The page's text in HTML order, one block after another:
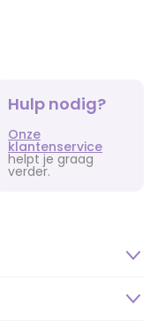
Hulp nodig?
Onze
klantenservice
helpt je graag
verder.